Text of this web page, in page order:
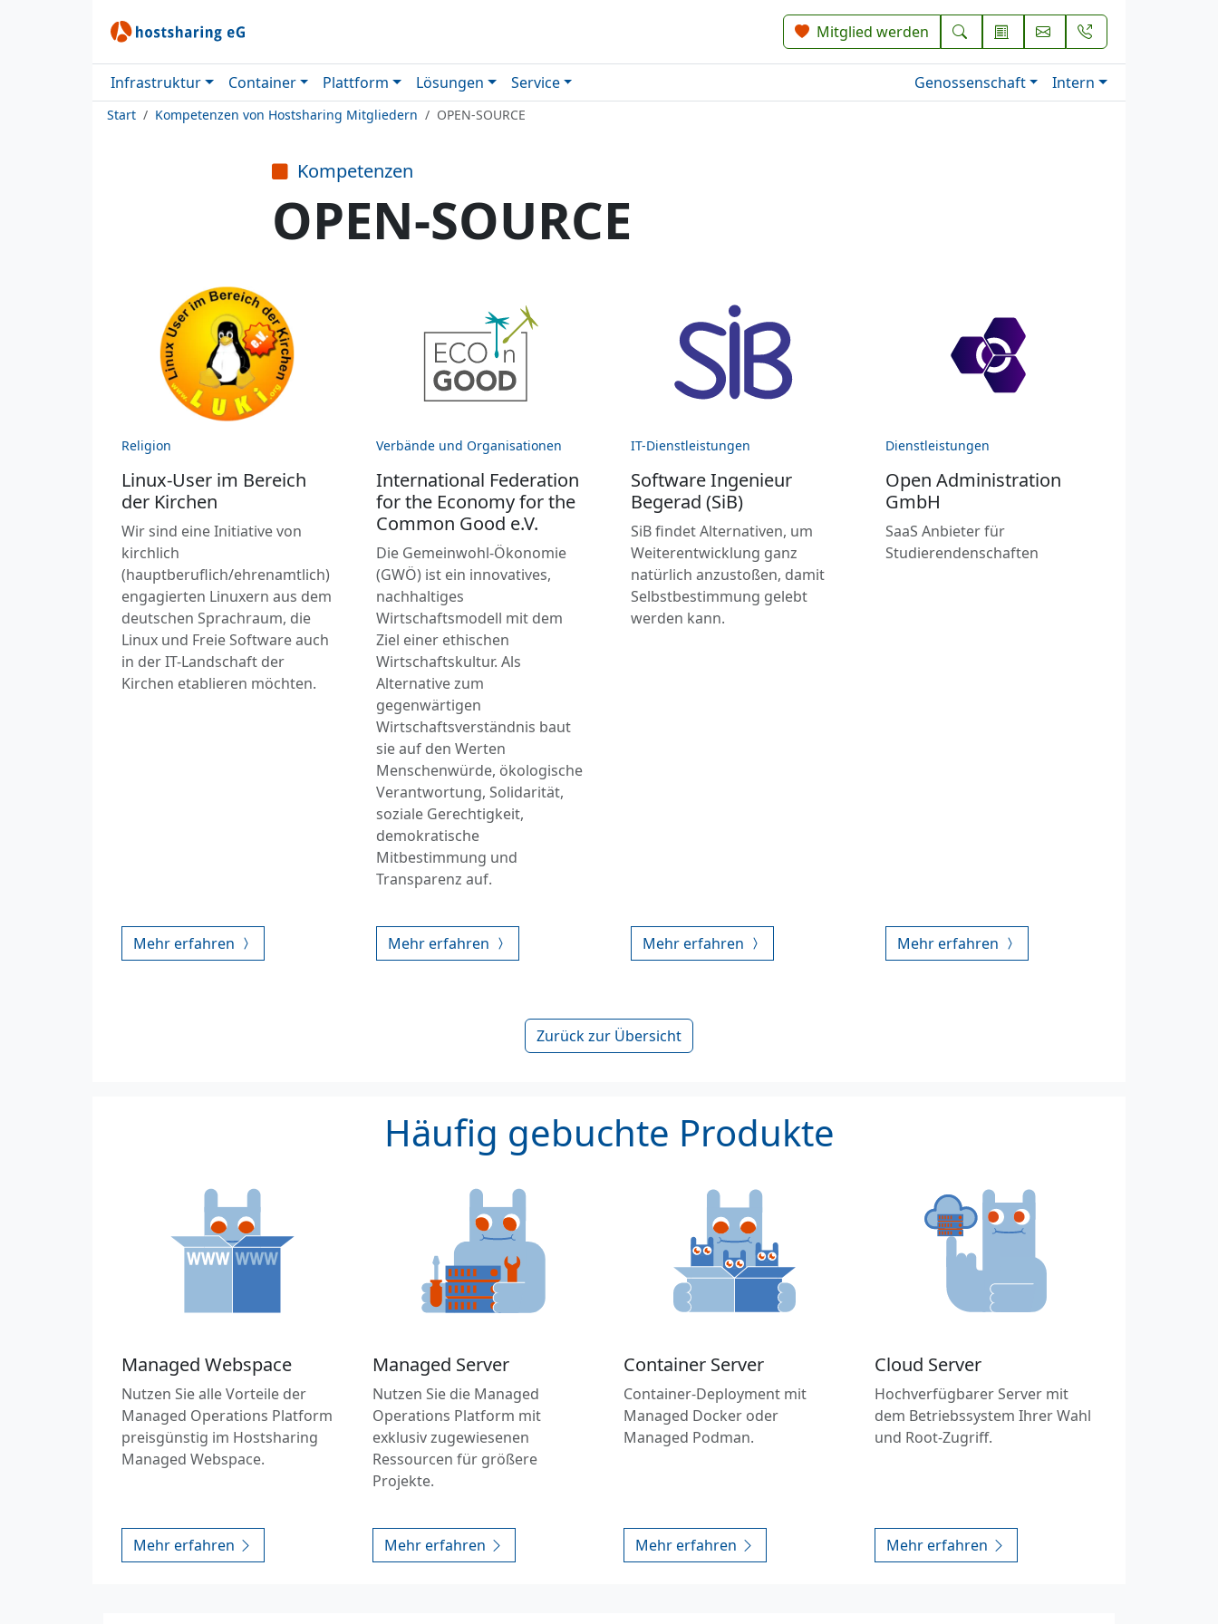
Mitglied werden
Infrastruktur Container Plattform Lösungen Service Genossenschaft Intern
Start Kompetenzen von Hostsharing Mitgliedern OPEN-SOURCE
Kompetenzen
OPEN-SOURCE
Religion
Linux-User im Bereich
der Kirchen
Wir sind eine Initiative von
kirchlich
(hauptberuflich/ehrenamtlich)
engagierten Linuxern aus dem
deutschen Sprachraum, die
Linux und Freie Software auch
in der IT-Landschaft der
Kirchen etablieren möchten.
Mehr erfahren
Verbände und Organisationen
International Federation
for the Economy for the
Common Good e.V.
Die Gemeinwohl-Ökonomie
(GWÖ) ist ein innovatives,
nachhaltiges
Wirtschaftsmodell mit dem
Ziel einer ethischen
Wirtschaftskultur. Als
Alternative zum
gegenwärtigen
Wirtschaftsverständnis baut
sie auf den Werten
Menschenwürde, ökologische
Verantwortung, Solidarität,
soziale Gerechtigkeit,
demokratische
Mitbestimmung und
Transparenz auf.
Mehr erfahren
IT-Dienstleistungen
Software Ingenieur
Begerad (SiB)
SiB findet Alternativen, um
Weiterentwicklung ganz
natürlich anzustoßen, damit
Selbstbestimmung gelebt
werden kann.
Mehr erfahren
Dienstleistungen
Open Administration
GmbH
SaaS Anbieter für
Studierendenschaften
Mehr erfahren
Zurück zur Übersicht
Häufig gebuchte Produkte
Managed Webspace
Nutzen Sie alle Vorteile der
Managed Operations Platform
preisgünstig im Hostsharing
Managed Webspace.
Mehr erfahren
Managed Server
Nutzen Sie die Managed
Operations Platform mit
exklusiv zugewiesenen
Ressourcen für größere
Projekte.
Mehr erfahren
Container Server
Container-Deployment mit
Managed Docker oder
Managed Podman.
Mehr erfahren
Cloud Server
Hochverfügbarer Server mit
dem Betriebssystem Ihrer Wahl
und Root-Zugriff.
Mehr erfahren